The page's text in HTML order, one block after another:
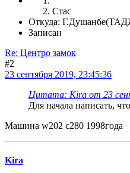
Стас
Откуда:
Записан
Re: Центро замок
#2
23 сентября 2019, 23:45:36
Цитата: Kira от 23
Для начала написать,
Машина w202 c280 1998года
Kira